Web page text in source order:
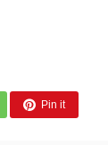
Pin it